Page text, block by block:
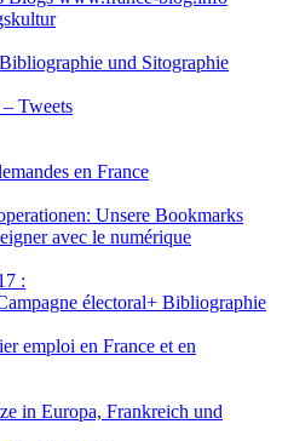
und Sitographie
Tweets
en France
Unsere Bookmarks
avec le numérique
:
électoral+ Bibliographie
emploi en France et en
in Europa, Frankreich und